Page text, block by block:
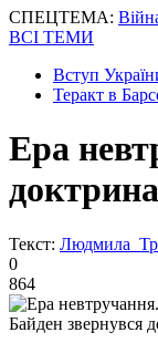
СПЕЦТЕМА:
ВСІ ТЕМИ
Вступ
Теракт в
Ера
Текст: Людмила
0
864
Байден звернувся